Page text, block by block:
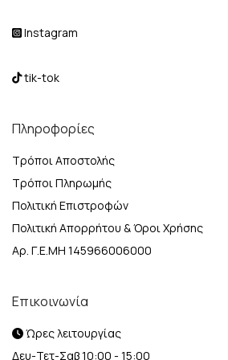
Instagram
tik-tok
Πληροφορίες
Τρόποι Αποστολής
Τρόποι Πληρωμής
Πολιτική Επιστροφών
Πολιτική Απορρήτου & Όροι Χρήσης
Αρ. Γ.Ε.ΜΗ 145966006000
Επικοινωνία
Ώρες λειτουργίας
Δευ-Τετ-Σαβ 10:00 - 15:00